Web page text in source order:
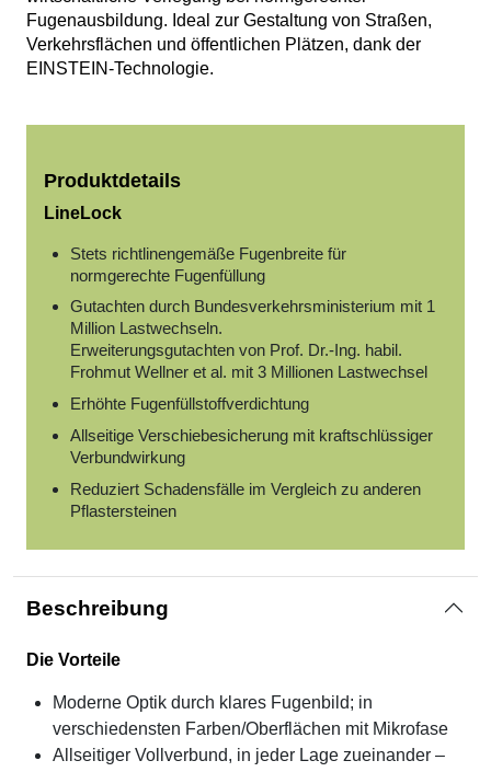
Fugenausbildung. Ideal zur Gestaltung von Straßen,
Verkehrsflächen und öffentlichen Plätzen, dank der
EINSTEIN-Technologie.
Produktdetails
LineLock
Stets richtlinengemäße Fugenbreite für
normgerechte Fugenfüllung
Gutachten durch Bundesverkehrsministerium mit 1
Million Lastwechseln.
Erweiterungsgutachten von Prof. Dr.-Ing. habil.
Frohmut Wellner et al. mit 3 Millionen Lastwechsel
Erhöhte Fugenfüllstoffverdichtung
Allseitige Verschiebesicherung mit kraftschlüssiger
Verbundwirkung
Reduziert Schadensfälle im Vergleich zu anderen
Pflastersteinen
Beschreibung
Die Vorteile
Moderne Optik durch klares Fugenbild; in
verschiedensten Farben/Oberflächen mit Mikrofase
Allseitiger Vollverbund, in jeder Lage zueinander –